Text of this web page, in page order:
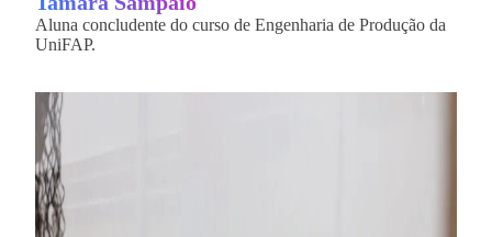
Aluna concludente do curso de Engenharia de Produção da
UniFAP.